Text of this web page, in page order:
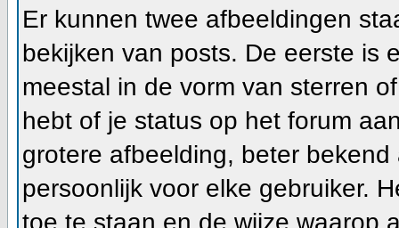
Er kunnen twee afbeeldingen
bekijken van posts. De eerste is
meestal in de vorm van sterren
hebt of je status op het forum
grotere afbeelding, beter
persoonlijk voor elke gebruiker.
toe te staan en de wijze waarop